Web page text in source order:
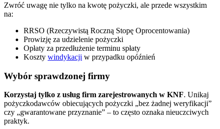
Zwróć uwagę nie tylko na kwotę pożyczki, ale przede wszystkim
na:
RRSO (Rzeczywistą Roczną Stopę Oprocentowania)
Prowizję za udzielenie pożyczki
Opłaty za przedłużenie terminu spłaty
Koszty windykacji w przypadku opóźnień
Wybór sprawdzonej firmy
Korzystaj tylko z usług firm zarejestrowanych w KNF. Unikaj
pożyczkodawców obiecujących pożyczki „bez żadnej weryfikacji”
czy „gwarantowane przyznanie” – to często oznaka nieuczciwych
praktyk.